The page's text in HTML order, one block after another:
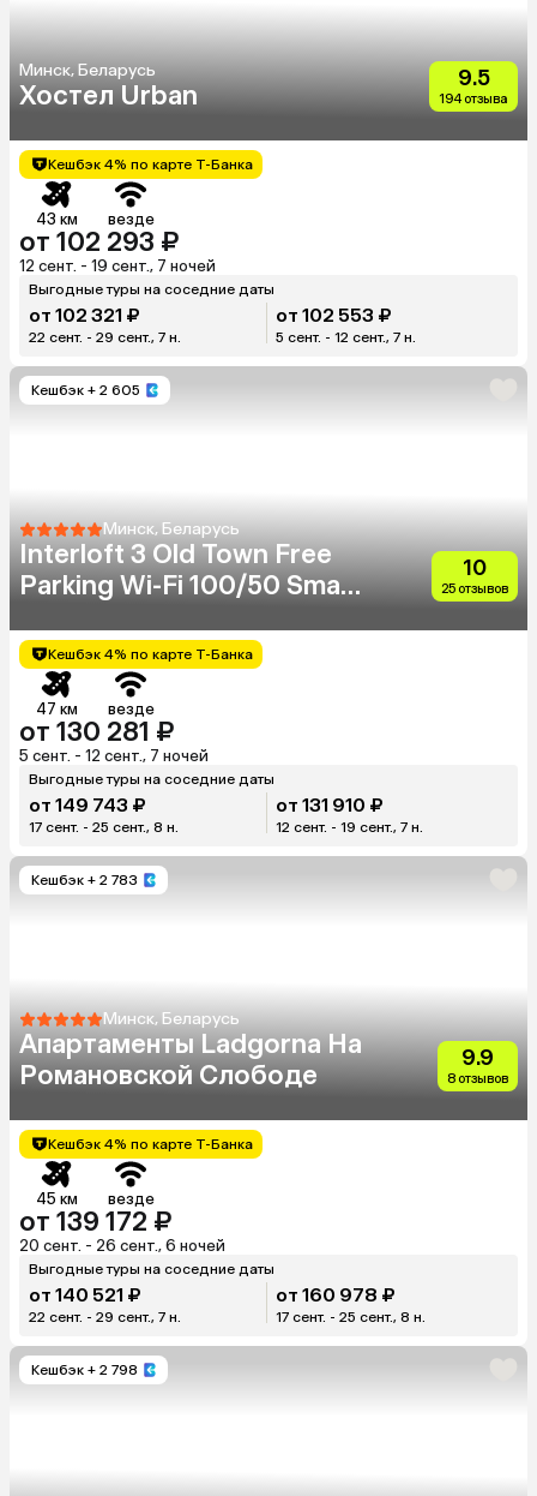
Минск, Беларусь
Хостел Urban
9.5
194 отзыва
Кешбэк 4% по карте Т-Банка
43 км везде
от 102 293 ₽
12 сент. - 19 сент., 7 ночей
Выгодные туры на соседние даты
от 102 321 ₽
22 сент. - 29 сент., 7 н.
от 102 553 ₽
5 сент. - 12 сент., 7 н.
Кешбэк + 2 605
Минск, Беларусь
Interloft 3 Old Town Free
Parking Wi-Fi 100/50 Smart
10
25 отзывов
Кешбэк 4% по карте Т-Банка
47 км везде
от 130 281 ₽
5 сент. - 12 сент., 7 ночей
Выгодные туры на соседние даты
от 149 743 ₽
17 сент. - 25 сент., 8 н.
от 131 910 ₽
12 сент. - 19 сент., 7 н.
Кешбэк + 2 783
Минск, Беларусь
Апартаменты Ladgorna На
Романовской Слободе
9.9
8 отзывов
Кешбэк 4% по карте Т-Банка
45 км везде
от 139 172 ₽
20 сент. - 26 сент., 6 ночей
Выгодные туры на соседние даты
от 140 521 ₽
22 сент. - 29 сент., 7 н.
от 160 978 ₽
17 сент. - 25 сент., 8 н.
Кешбэк + 2 798